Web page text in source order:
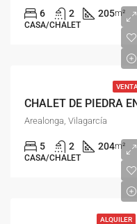
6 2 205m²
CASA/CHALET
VENTA
Arealonga, Vilagarcía
5 2 204m²
CASA/CHALET
ALQUILER